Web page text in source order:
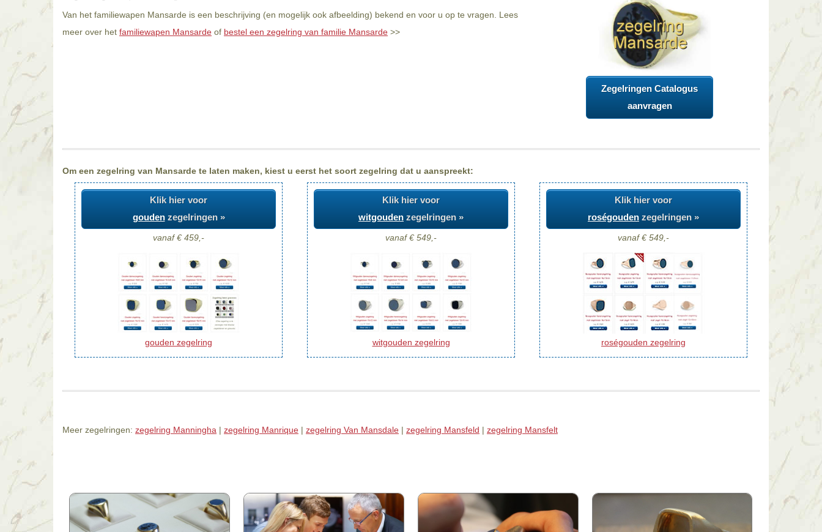
Van het familiewapen Mansarde is een beschrijving (en mogelijk ook afbeelding) bekend en voor u op te vragen. Lees
meer over het familiewapen Mansarde of bestel een zegelring van familie Mansarde >>
Zegelringen Catalogus
aanvragen
Om een zegelring van Mansarde te laten maken, kiest u eerst het soort zegelring dat u aanspreekt:
Klik hier voor
goudenzegelringen »
vanaf € 459,-
gouden zegelring
Klik hier voor
witgouden zegelringen »
vanaf € 549,-
witgouden zegelring
Klik hier voor
roségouden zegelringen »
vanaf € 549,-
roségouden zegelring
Meer zegelringen: zegelring Manningha | zegelring Manrique | zegelring Van Mansdale | zegelring Mansfeld | zegelring Mansfelt